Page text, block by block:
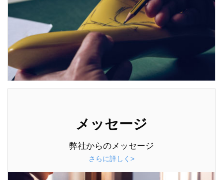
メッセージ
弊社からのメッセージ
さらに詳しく>